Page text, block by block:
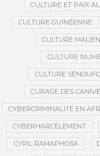
CULTURE ET PAIX
CULTURE GUINÉENNE
CULTURE
CULTURE
CULTURE SÉNOUFO
CURAGE DES
CYBERCRIMINALITÉ EN
CYBERHARCÈLEMENT
CYRIL RAMAPHOSA